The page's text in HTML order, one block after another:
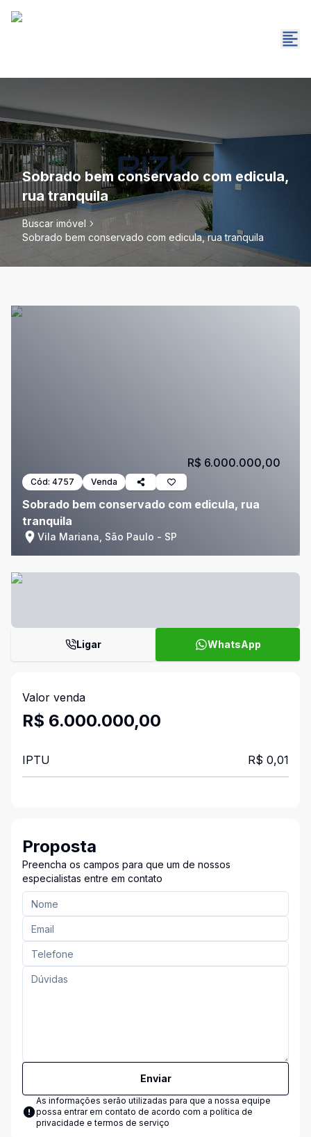
Sobrado bem conservado com edicula,
rua tranquila
Buscar imóvel
Sobrado bem conservado com edicula, rua tranquila
Cód: 4757 Venda
Sobrado bem conservado com edicula, rua
tranquila
Vila Mariana, São Paulo - SP
R$ 6.000.000,00
Ligar WhatsApp
Valor venda
R$ 6.000.000,00
IPTU R$ 0,01
Proposta
Preencha os campos para que um de nossos
especialistas entre em contato
Enviar
As informações serão utilizadas para que a nossa equipe
possa entrar em contato de acordo com a política de
privacidade e termos de serviço